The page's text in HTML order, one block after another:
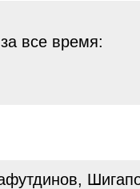
все время: